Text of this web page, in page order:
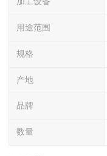
用途范围
规格
产地
品牌
数量